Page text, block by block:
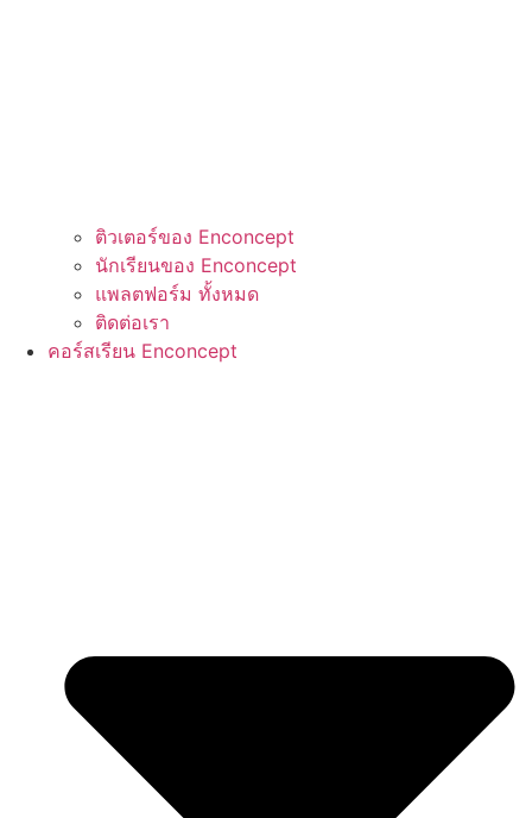
ติวเตอร์ของ Enconcept
นักเรียนของ Enconcept
แพลตฟอร์ม ทั้งหมด
ติดต่อเรา
คอร์สเรียน Enconcept